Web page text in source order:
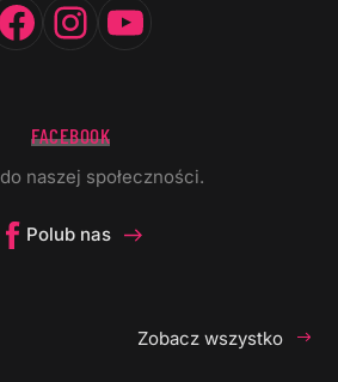
FACEBOOK
naszej społeczności.
Polub nas
Zobacz wszystko